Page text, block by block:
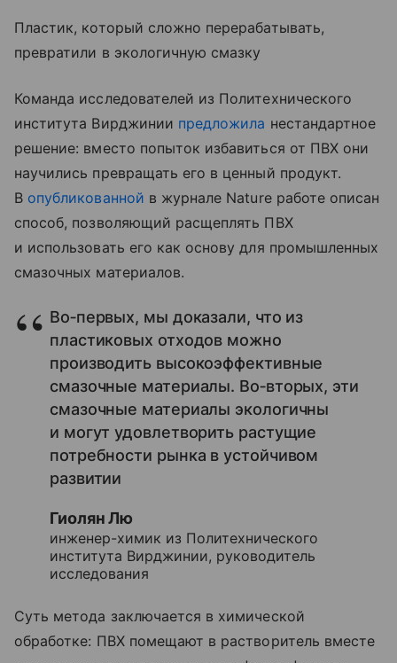
Пластик, который сложно перерабатывать,
превратили в экологичную смазку
Команда исследователей из Политехнического
института Вирджинии предложила нестандартное
решение: вместо попыток избавиться от ПВХ они
научились превращать его в ценный продукт.
В опубликованной в журнале Nature работе описан
способ, позволяющий расщеплять ПВХ
и использовать его как основу для промышленных
смазочных материалов.
Во‑первых, мы доказали, что из
пластиковых отходов можно
производить высокоэффективные
смазочные материалы. Во‑вторых, эти
смазочные материалы экологичны
и могут удовлетворить растущие
потребности рынка в устойчивом
развитии
Гиолян Лю
инженер-химик из Политехнического
института Вирджинии, руководитель
исследования
Суть метода заключается в химической
обработке: ПВХ помещают в растворитель вместе